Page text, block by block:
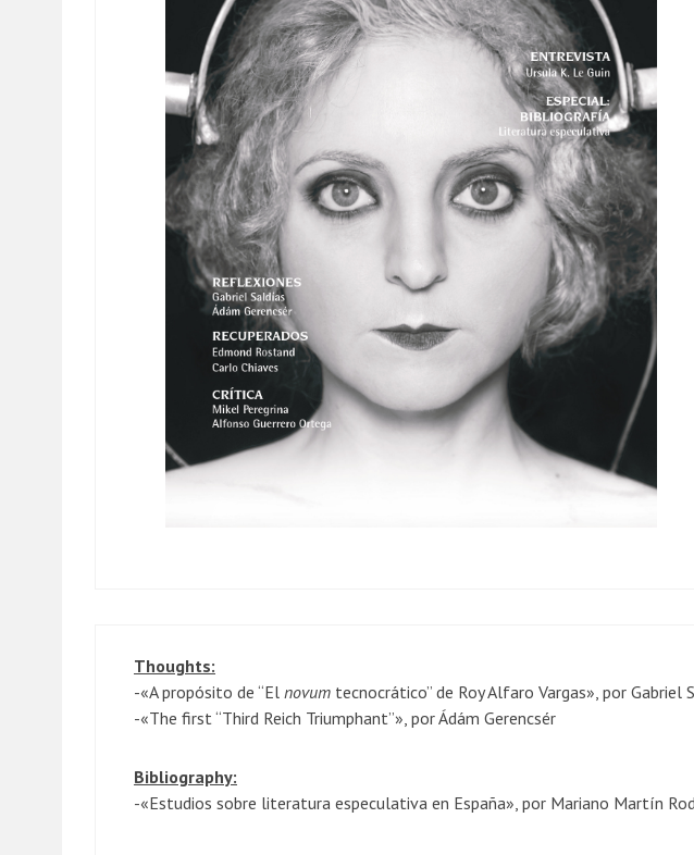
Thoughts:
-«A propósito de “El novum tecnocrático” de Roy Alfaro Vargas», por Gabriel
-«The first “Third Reich Triumphant”», por Ádám Gerencsér
Bibliography:
-«Estudios sobre literatura especulativa en España», por Mariano Martín